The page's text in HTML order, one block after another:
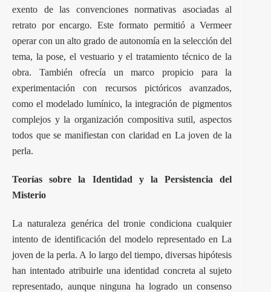
exento de las convenciones normativas asociadas al
retrato por encargo. Este formato permitió a Vermeer
operar con un alto grado de autonomía en la selección del
tema, la pose, el vestuario y el tratamiento técnico de la
obra. También ofrecía un marco propicio para la
experimentación con recursos pictóricos avanzados,
como el modelado lumínico, la integración de pigmentos
complejos y la organización compositiva sutil, aspectos
todos que se manifiestan con claridad en La joven de la
perla.
Teorías sobre la Identidad y la Persistencia del
Misterio
La naturaleza genérica del tronie condiciona cualquier
intento de identificación del modelo representado en La
joven de la perla. A lo largo del tiempo, diversas hipótesis
han intentado atribuirle una identidad concreta al sujeto
representado, aunque ninguna ha logrado un consenso